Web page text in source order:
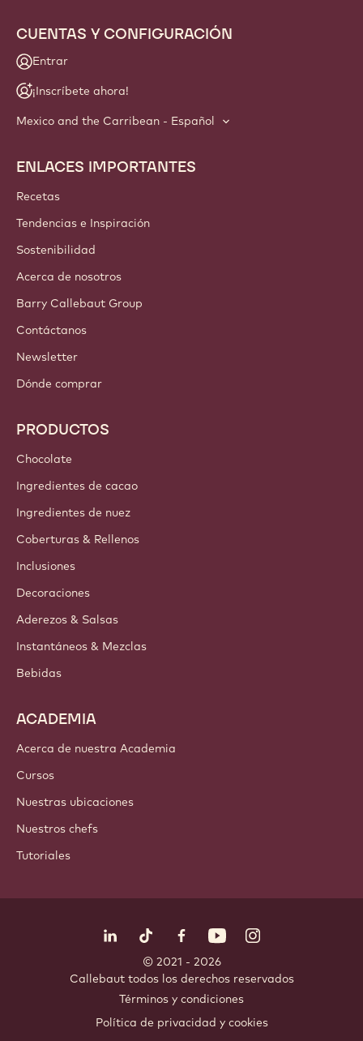
CUENTAS Y CONFIGURACIÓN
Entrar
¡Inscríbete ahora!
Mexico and the Carribean - Español
Footer
Callebaut
ENLACES IMPORTANTES
Recetas
Tendencias e Inspiración
Sostenibilidad
Acerca de nosotros
Barry Callebaut Group
Contáctanos
Newsletter
Dónde comprar
PRODUCTOS
Chocolate
Ingredientes de cacao
Ingredientes de nuez
Coberturas & Rellenos
Inclusiones
Decoraciones
Aderezos & Salsas
Instantáneos & Mezclas
Bebidas
ACADEMIA
Acerca de nuestra Academia
Cursos
Nuestras ubicaciones
Nuestros chefs
Tutoriales
LinkedIn Opens in a new window.
TikTok Opens in a new window.
Facebook Opens in a new
YouTubeInstagram
© 2021 - 2026
Callebaut. todos los derechos reservados
Términos y condiciones
Política de privacidad y cookies